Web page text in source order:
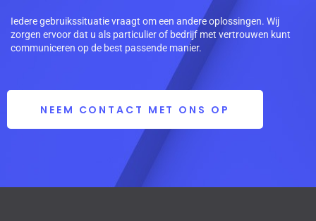
Iedere gebruikssituatie vraagt om een andere oplossingen. Wij
zorgen ervoor dat u als particulier of bedrijf met vertrouwen kunt
communiceren op de best passende manier.
NEEM CONTACT MET ONS OP